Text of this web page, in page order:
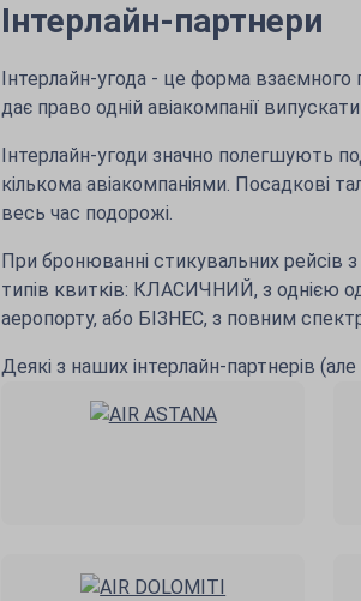
Інтерлайн-партнери
Інтерлайн-угода - це форма взаємного
дає право одній авіакомпанії
Інтерлайн-угоди значно полегшують
кількома авіакомпаніями. Посадкові
весь час подорожі.
При бронюванні стикувальних
типів квитків: КЛАСИЧНИЙ, з однією
аеропорту, або БІЗНЕС, з повним
Деякі з наших інтерлайн-партнерів